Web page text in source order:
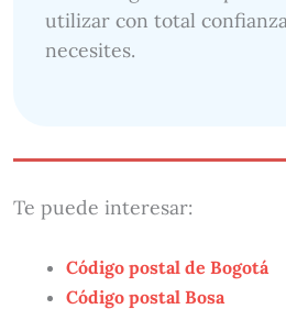
utilizar con total
necesites.
Te puede interesar:
Código postal de Bogotá
Código postal Bosa